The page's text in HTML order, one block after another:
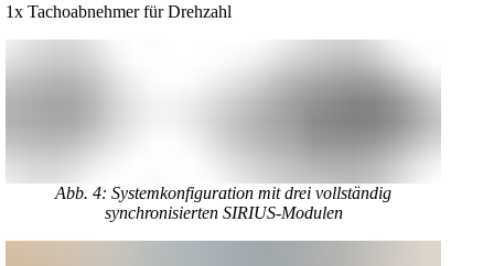
1x Tachoabnehmer für Drehzahl
Abb. 4: Systemkonfiguration mit drei vollständig
synchronisierten SIRIUS-Modulen